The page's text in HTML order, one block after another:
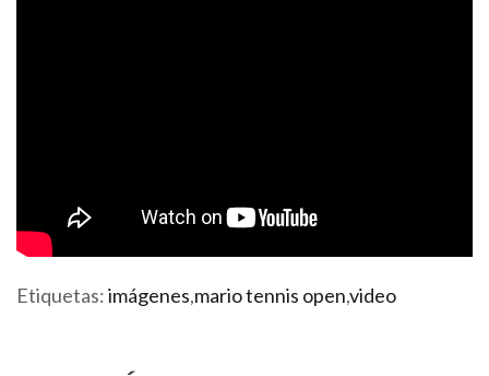
Etiquetas:imágenes,mario tennis open,video